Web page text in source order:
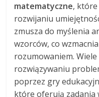
matematyczne, które
rozwijaniu
zmusza do myślenia
wzorców, co
rozumowaniem.
rozwiązywaniu
poprzez gry
które oferują